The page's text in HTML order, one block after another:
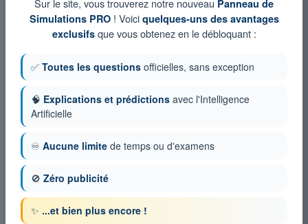
Sur le site, vous trouverez notre nouveau Panneau de
Simulations PRO! Voici quelques-uns des avantages
exclusifsque vous obtenez en le débloquant :
✅ Toutes les questions officielles, sans exception
🧠 Explications et prédictions avec l'Intelligence
Artificielle
♾️ Aucune limite de temps ou d'examens
🚫 Zéro publicité
✨ ...et bien plus encore !